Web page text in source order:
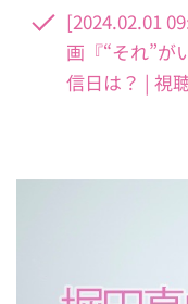
[2024.02.01
画『“それ”が
信日は？ | 視